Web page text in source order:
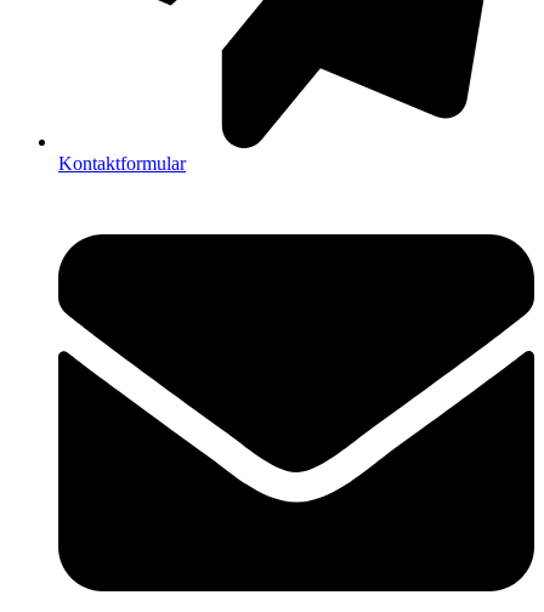
Kontaktformular